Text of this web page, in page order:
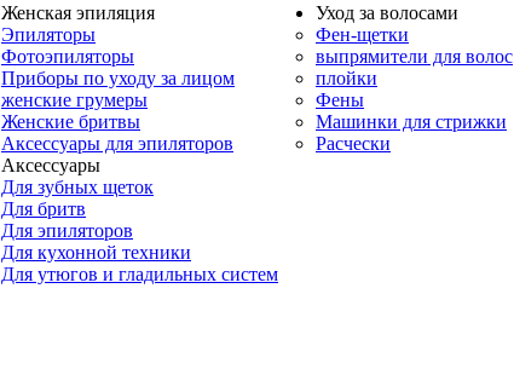
Женская эпиляция
Эпиляторы
Фотоэпиляторы
Приборы по уходу за лицом
женские грумеры
Женские бритвы
Аксессуары для эпиляторов
Уход за волосами
Фен-щетки
выпрямители для волос
плойки
Фены
Машинки для стрижки
Расчески
Аксессуары
Для зубных щеток
Для бритв
Для эпиляторов
Для кухонной техники
Для утюгов и гладильных систем